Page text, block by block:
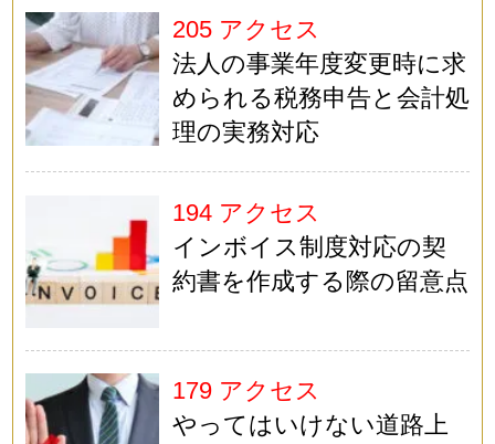
205 アクセス
法人の事業年度変更時に求
められる税務申告と会計処
理の実務対応
194 アクセス
インボイス制度対応の契
約書を作成する際の留意点
179 アクセス
やってはいけない道路上